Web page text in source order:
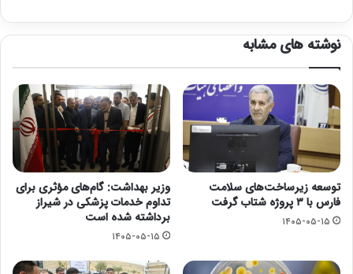
نوشته های مشابه
توسعه زیرساخت‌های سلامت
فارس با ۳ پروژه شتاب گرفت
۱۴۰۵-۰۵-۱۵
وزیر بهداشت: گام‌های مؤثری برای
تداوم خدمات پزشکی در شیراز
برداشته شده است
۱۴۰۵-۰۵-۱۵